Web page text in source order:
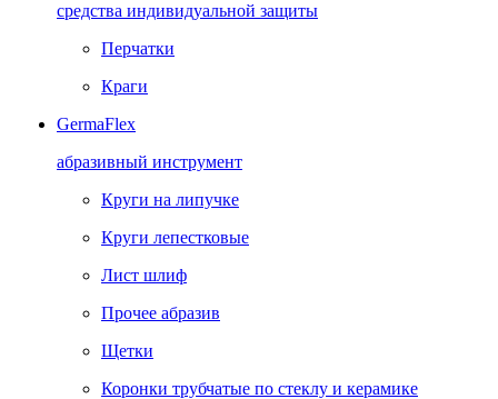
средства индивидуальной защиты
Перчатки
Краги
GermaFlex
абразивный инструмент
Круги на липучке
Круги лепестковые
Лист шлиф
Прочее абразив
Щетки
Коронки трубчатые по стеклу и керамике